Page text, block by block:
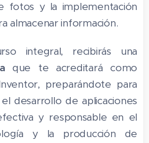
fotos y la implementación
almacenar información.
integral, recibirás una
que te acreditará como
preparándote para
desarrollo de aplicaciones
y responsable en el
y la producción de